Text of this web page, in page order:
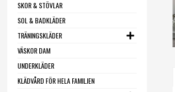
SKOR & STÖVLAR
SOL & BADKLÄDER
TRÄNINGSKLÄDER
VÄSKOR DAM
UNDERKLÄDER
KLÄDVÅRD FÖR HELA FAMILJEN